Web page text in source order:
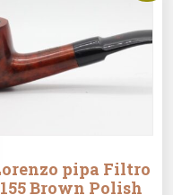
pipa Filtro
155 Brown Polish